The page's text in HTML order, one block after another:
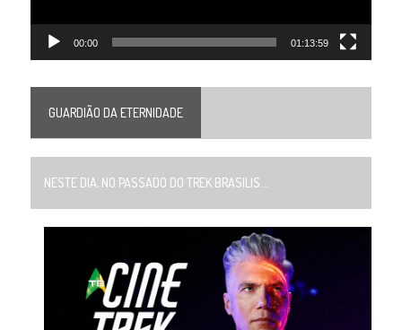
00:00 01:13:59
GUARDIÃO DA ETERNIDADE
NESTE DIA, NO PASSADO DO TREK BRASILIS...